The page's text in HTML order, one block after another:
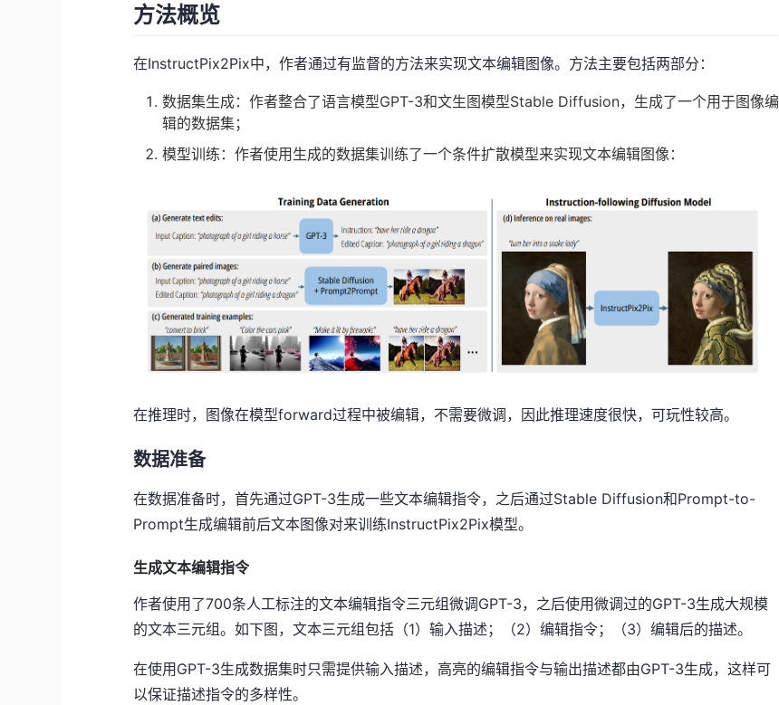
方法概览
在InstructPix2Pix中，作者通过有监督的方法来实现文本编辑图像。方法主要包括两部分：
数据集生成：作者整合了语言模型GPT-3和文生图模型Stable Diffusion，生成了一个用于图像编
辑的数据集；
模型训练：作者使用生成的数据集训练了一个条件扩散模型来实现文本编辑图像：
在推理时，图像在模型forward过程中被编辑，不需要微调，因此推理速度很快，可玩性较高。
数据准备
在数据准备时，首先通过GPT-3生成一些文本编辑指令，之后通过Stable Diffusion和Prompt-to-
Prompt生成编辑前后文本图像对来训练InstructPix2Pix模型。
生成文本编辑指令
作者使用了700条人工标注的文本编辑指令三元组微调GPT-3，之后使用微调过的GPT-3生成大规模
的文本三元组。如下图，文本三元组包括（1）输入描述；（2）编辑指令；（3）编辑后的描述。
在使用GPT-3生成数据集时只需提供输入描述，高亮的编辑指令与输出描述都由GPT-3生成，这样可
以保证描述指令的多样性。